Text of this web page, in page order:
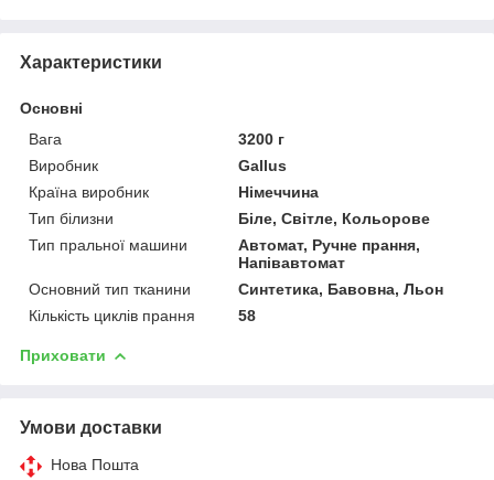
Характеристики
Основні
Вага
3200 г
Виробник
Gallus
Країна виробник
Німеччина
Тип білизни
Біле, Світле, Кольорове
Тип пральної машини
Автомат, Ручне прання,
Напівавтомат
Основний тип тканини
Синтетика, Бавовна, Льон
Кількість циклів прання
58
Приховати
Умови доставки
Нова Пошта